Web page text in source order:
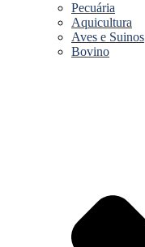
Pecuária
Aquicultura
Aves e Suinos
Bovino